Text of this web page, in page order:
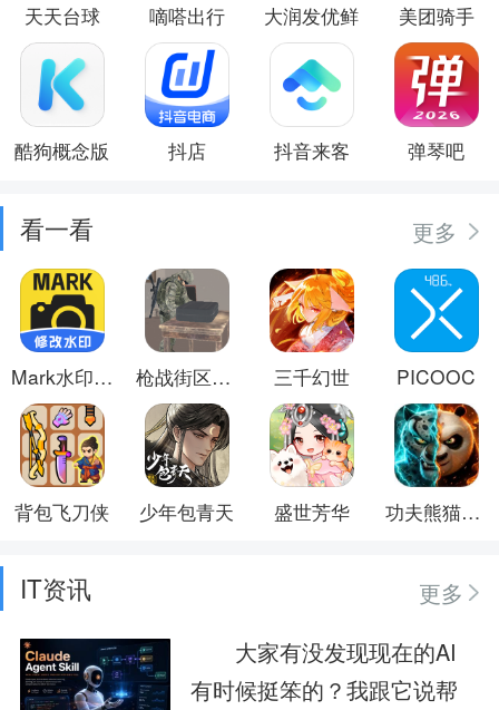
天天台球 嘀嗒出行 大润发优鲜 美团骑手
酷狗概念版 抖店 抖音来客 弹琴吧
看一看 更多
Mark水印相机 枪战街区乱斗 三千幻世 PICOOC
背包飞刀侠 少年包青天 盛世芳华 功夫熊猫：神龙大侠
IT资讯
更多
大家有没发现现在的AI
有时候挺笨的？我跟它说帮